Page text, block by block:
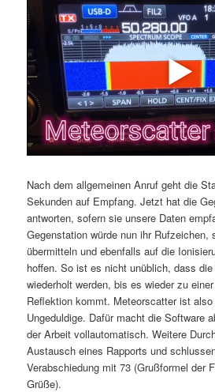
Nach dem allgemeinen Anruf geht die
Sekunden auf Empfang. Jetzt hat die
antworten, sofern sie unsere Daten
Gegenstation würde nun ihr Rufzeichen,
übermitteln und ebenfalls auf die
hoffen. So ist es nicht unüblich, dass
wiederholt werden, bis es wieder zu
Reflektion kommt. Meteorscatter ist
Ungeduldige. Dafür macht die Software
der Arbeit vollautomatisch. Weitere
Austausch eines Rapports und
Verabschiedung mit 73 (Grußformel der
Grüße).